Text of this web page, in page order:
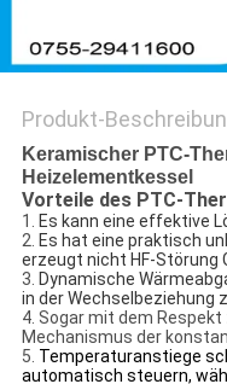
Produkt-
Keramischer PTC-
Heizelementkessel
Vorteile des PTC-
1. Es kann eine effektive
2. Es hat eine praktisch
erzeugt nicht HF-Störung
3. Dynamische
in der Wechselbeziehung
4. Sogar mit dem
Mechanismus der
5. Temperaturanstiege
automatisch steuern,